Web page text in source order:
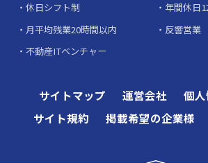
休日シフト制
年間休日
月平均残業20時間以内
反響営業
不動産ITベンチャー
サイトマップ 運営会社
個
サイト規約
掲載希望の企業様